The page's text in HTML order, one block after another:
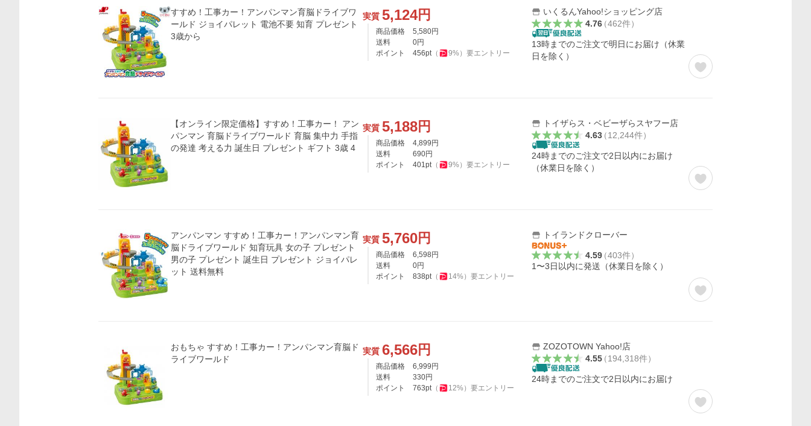
すすめ！工事カー！アンパンマン育脳ドライブワ
ールド ジョイパレット 電池不要 知育 プレゼント
3歳から
実質 5,124円
商品価格 5,580円
送料
0円
ポイント
456pt（ 9%） 要エントリー
いくるんYahoo!ショッピング店
4.76（462件）
13時までのご注文で明日にお届け（休業
日を除く）
【オンライン限定価格】すすめ！工事カー！ アン
パンマン 育脳ドライブワールド 育脳 集中力 手指
の発達 考える力 誕生日 プレゼント ギフト 3歳 4
実質 5,188円
商品価格 4,899 円
送料
690円
ポイント
401pt（ 9%） 要エントリー
トイザらス・ベビーザらスヤフー店
4.63（12,244件）
24時までのご注文で2日以内にお届け
（休業日を除く）
アンパンマン すすめ！工事カー！アンパンマン育
脳ドライブワールド 知育玩具 女の子 プレゼント
男の子 プレゼント 誕生日 プレゼント ジョイパレ
ット 送料無料
実質 5,760円
商品価格 6,598 円
送料
0円
ポイント
838pt（ 14%） 要エントリー
トイランドクローバー
4.59（403件）
1〜3日以内に発送（休業日を除く）
おもちゃ すすめ！工事カー！アンパンマン育脳ド
ライブワールド
実質 6,566円
商品価格 6,999 円
送料
330円
ポイント
763pt（ 12%） 要エントリー
ZOZOTOWN Yahoo!店
4.55（194,318件）
24時までのご注文で2日以内にお届け